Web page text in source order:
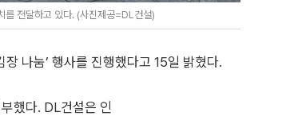
전달하고 있다. (사진제공=DL건설)
나눔’ 행사를 진행했다고 15일 밝혔다.
했다. DL건설은 인